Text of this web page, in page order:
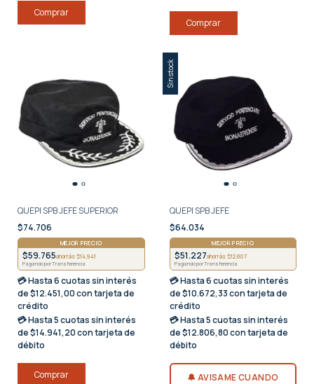
Comprar
Comprar
QUEPI SPB JEFE SUPERIOR
$74.706
MEJOR PRECIO
$59.765ahorrás $14.941
Pagando por Transferencia
💳 Hasta6 cuotas sin interés
de $12.451,00 con tarjeta de
crédito
💳 Hasta5 cuotas sin interés
de $14.941,20 con tarjeta de
débito
Comprar
Sin stock
QUEPI SPB JEFE
$64.034
MEJOR PRECIO
$51.227ahorrás $12.807
Pagando por Transferencia
💳 Hasta6 cuotas sin interés
de $10.672,33 con tarjeta de
crédito
💳 Hasta5 cuotas sin interés
de $12.806,80 con tarjeta de
débito
🔔 AVISAME CUANDO